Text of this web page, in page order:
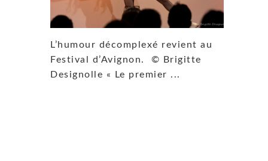
L’humour décomplexé revient au
Festival d’Avignon. © Brigitte
Designolle « Le premier ...